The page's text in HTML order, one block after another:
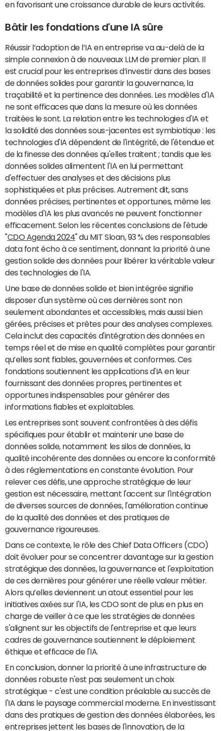
en favorisant une croissance durable de leurs activités.
Bâtir les fondations d'une IA sûre
Réussir l’adoption de l’IA en entreprise va au-delà de la
simple connexion à de nouveaux LLM de premier plan. Il
est crucial pour les entreprises d’investir dans des bases
de données solides pour garantir la gouvernance, la
traçabilité et la pertinence des données. Les modèles d'IA
ne sont efficaces que dans la mesure où les données
traitées le sont. La relation entre les technologies d'IA et
la solidité des données sous-jacentes est symbiotique : les
technologies d'IA dépendent de l'intégrité, de l'étendue et
de la finesse des données qu'elles traitent ; tandis que les
données solides alimentent l'IA en lui permettant
d'effectuer des analyses et des décisions plus
sophistiquées et plus précises. Autrement dit, sans
données précises, pertinentes et opportunes, même les
modèles d'IA les plus avancés ne peuvent fonctionner
efficacement. Selon les récentes conclusions de l'étude
"CDO Agenda 2024" du MIT Sloan, 93 % des responsables
data font écho à ce sentiment, donnant la priorité à une
gestion solide des données pour libérer la véritable valeur
des technologies de l'IA.
Une base de données solide et bien intégrée signifie
disposer d'un système où ces dernières sont non
seulement abondantes et accessibles, mais aussi bien
gérées, précises et prêtes pour des analyses complexes.
Cela inclut des capacités d'intégration des données en
temps réel et de mise en qualité complètes pour garantir
qu’elles sont fiables, gouvernées et conformes. Ces
fondations soutiennent les applications d'IA en leur
fournissant des données propres, pertinentes et
opportunes indispensables pour générer des
informations fiables et exploitables.
Les entreprises sont souvent confrontées à des défis
spécifiques pour établir et maintenir une base de
données solide, notamment les silos de données, la
qualité incohérente des données ou encore la conformité
à des réglementations en constante évolution. Pour
relever ces défis, une approche stratégique de leur
gestion est nécessaire, mettant l'accent sur l'intégration
de diverses sources de données, l'amélioration continue
de la qualité des données et des pratiques de
gouvernance rigoureuses.
Dans ce contexte, le rôle des Chief Data Officers (CDO)
doit évoluer pour se concentrer davantage sur la gestion
stratégique des données, la gouvernance et l'exploitation
de ces dernières pour générer une réelle valeur métier.
Alors qu’elles deviennent un atout essentiel pour les
initiatives axées sur l'IA, les CDO sont de plus en plus en
charge de veiller à ce que les stratégies de données
s'alignent sur les objectifs de l'entreprise et que leurs
cadres de gouvernance soutiennent le déploiement
éthique et efficace de l'IA.
En conclusion, donner la priorité à une infrastructure de
données robuste n'est pas seulement un choix
stratégique - c'est une condition préalable au succès de
l'IA dans le paysage commercial moderne. En investissant
dans des pratiques de gestion des données élaborées, les
entreprises jettent les bases de l'innovation, de la